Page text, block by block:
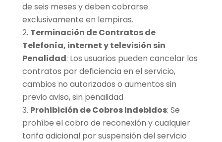
de seis meses y deben cobrarse
exclusivamente en lempiras.
Terminación de Contratosde
Telefonía, internet y televisión sin
Penalidad: Los usuarios pueden cancelar los
contratos por deficiencia en el servicio,
cambios no autorizados o aumentos sin
previo aviso, sin penalidad
Prohibición de Cobros Indebidos: Se
prohíbe el cobro de reconexión y cualquier
tarifa adicional por suspensión del servicio